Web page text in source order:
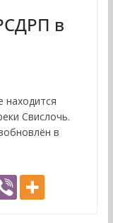
в
Свислочь.
в